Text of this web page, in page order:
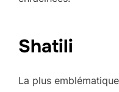
Shatili
La plus